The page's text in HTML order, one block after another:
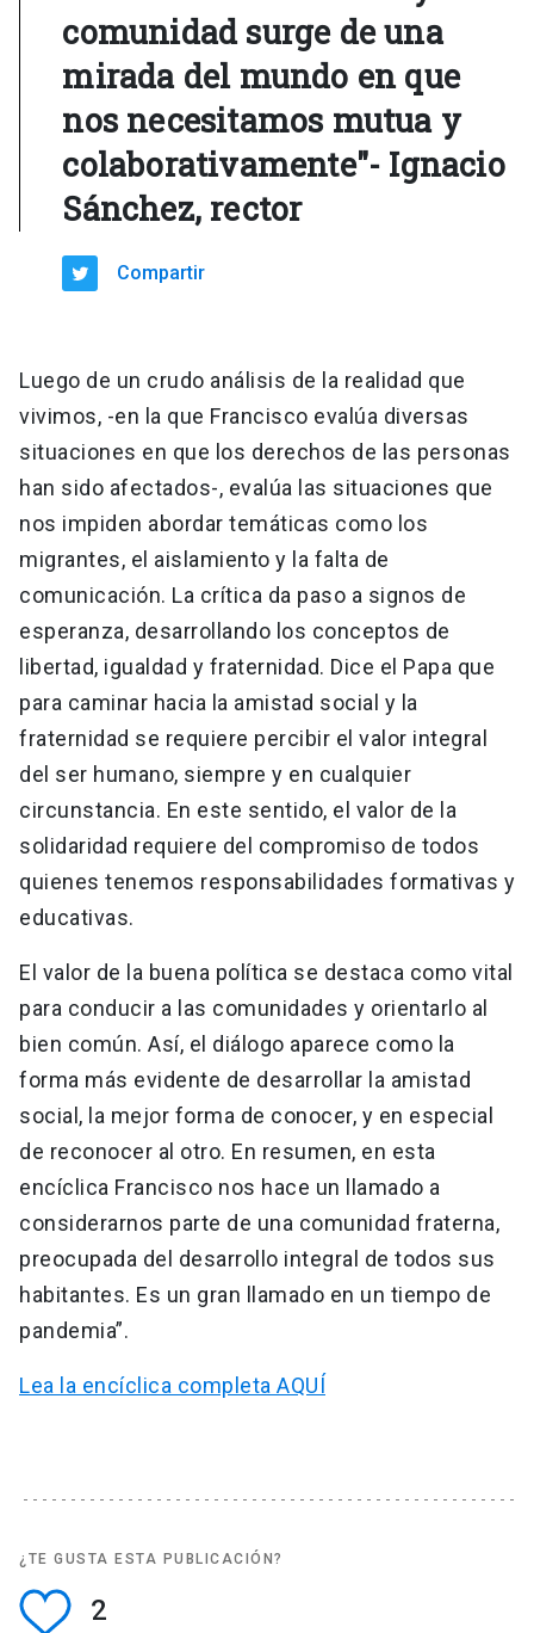
comunidad surge de una
mirada del mundo en que
nos necesitamos mutua y
colaborativamente"- Ignacio
Sánchez, rector
Compartir
Luego de un crudo análisis de la realidad que
vivimos, -en la que Francisco evalúa diversas
situaciones en que los derechos de las personas
han sido afectados-, evalúa las situaciones que
nos impiden abordar temáticas como los
migrantes, el aislamiento y la falta de
comunicación. La crítica da paso a signos de
esperanza, desarrollando los conceptos de
libertad, igualdad y fraternidad. Dice el Papa que
para caminar hacia la amistad social y la
fraternidad se requiere percibir el valor integral
del ser humano, siempre y en cualquier
circunstancia. En este sentido, el valor de la
solidaridad requiere del compromiso de todos
quienes tenemos responsabilidades formativas y
educativas.
El valor de la buena política se destaca como vital
para conducir a las comunidades y orientarlo al
bien común. Así, el diálogo aparece como la
forma más evidente de desarrollar la amistad
social, la mejor forma de conocer, y en especial
de reconocer al otro. En resumen, en esta
encíclica Francisco nos hace un llamado a
considerarnos parte de una comunidad fraterna,
preocupada del desarrollo integral de todos sus
habitantes. Es un gran llamado en un tiempo de
pandemia”.
Lea la encíclica completa AQUÍ
¿TE GUSTA ESTA PUBLICACIÓN?
2